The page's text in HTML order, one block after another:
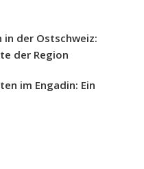
in der Ostschweiz:
der Region
im Engadin: Ein